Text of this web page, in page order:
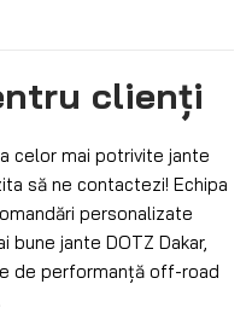
clienți
celor mai potrivite jante
să ne contactezi! Echipa
personalizate
jante DOTZ Dakar,
de performanță off-road